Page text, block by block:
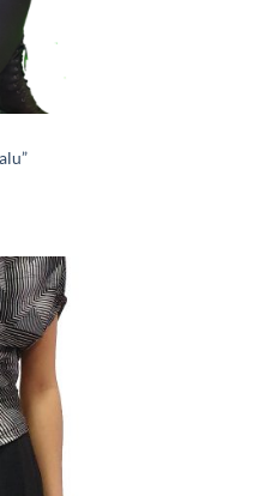
Toevoegen
aan
wenslijst